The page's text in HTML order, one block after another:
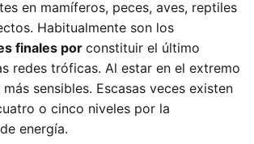
en mamíferos, peces, aves, reptiles
Habitualmente son los
finales porconstituir el último
redes tróficas. Al estar en el extremo
sensibles. Escasas veces existen
o cinco niveles por la
energía.